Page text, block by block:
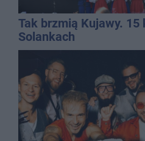
Tak brzmią Kujawy. 15
Solankach